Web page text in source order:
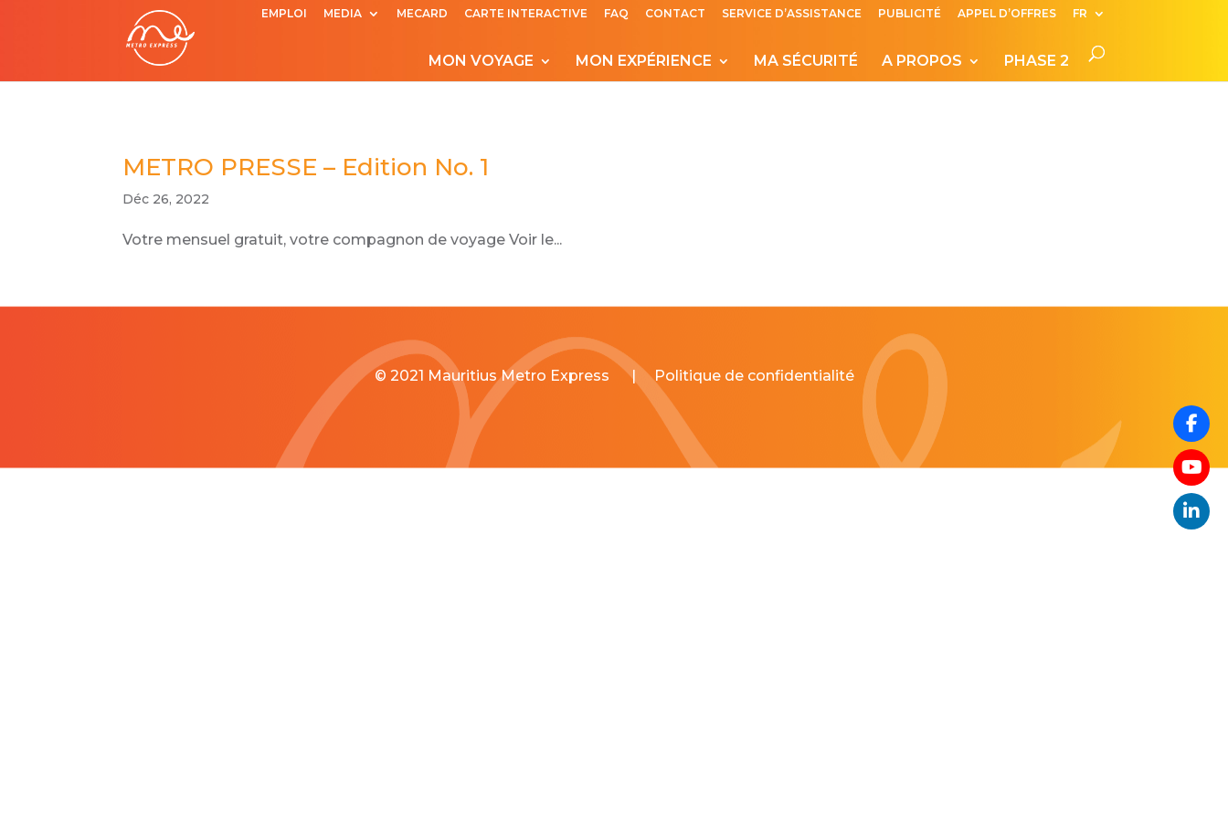
EMPLOI MEDIA MECARD CARTE INTERACTIVE FAQ CONTACT SERVICE D’ASSISTANCE PUBLICITÉ APPEL D’OFFRES FR
MON VOYAGE MON EXPÉRIENCE MA SÉCURITÉ A PROPOS PHASE 2
METRO PRESSE – Edition No. 1
Déc 26, 2022
Votre mensuel gratuit, votre compagnon de voyage Voir le...
© 2021 Mauritius Metro Express | Politique de confidentialité